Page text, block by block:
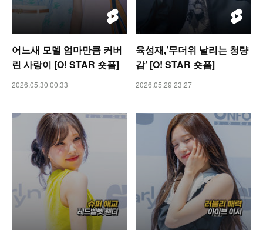
어느새 모델 엄마만큼 커버
린 사랑이 [O! STAR 숏폼]
2026.05.30 00:33
육성재,’무더위 날리는 청량
감’ [O! STAR 숏폼]
2026.05.29 23:27